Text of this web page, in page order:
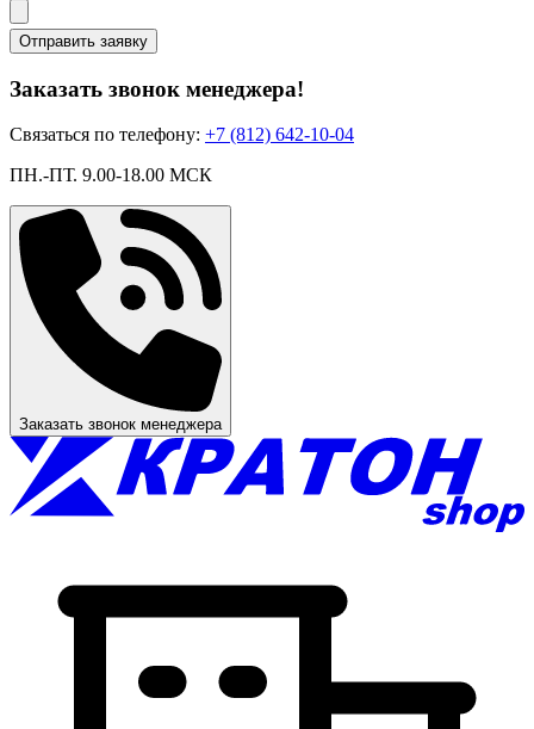
Отправить заявку
Заказать звонок менеджера!
Связаться по телефону: +7 (812) 642-10-04
ПН.-ПТ. 9.00-18.00 МСК
Заказать звонок менеджера